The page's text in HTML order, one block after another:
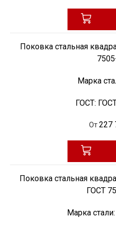
Поковка стальная
Марка
ГОСТ:
От 227
Поковка стальная
ГОСТ
Марка стали: